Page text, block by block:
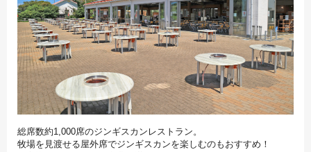
総席数約1,000席のジンギスカンレストラン。
牧場を見渡せる屋外席でジンギスカンを楽しむのもおすすめ！